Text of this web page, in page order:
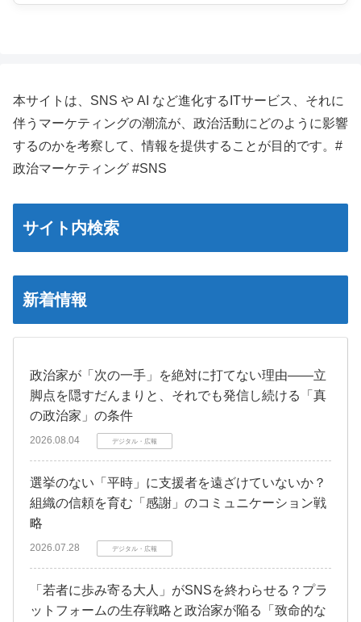
本サイトは、SNS や AI など進化するITサービス、それに
伴うマーケティングの潮流が、政治活動にどのように影響
するのかを考察して、情報を提供することが目的です。#
政治マーケティング #SNS
サイト内検索
新着情報
政治家が「次の一手」を絶対に打てない理由――立
脚点を隠すだんまりと、それでも発信し続ける「真
の政治家」の条件
2026.08.04 デジタル・広報
選挙のない「平時」に支援者を遠ざけていないか？
組織の信頼を育む「感謝」のコミュニケーション戦
略
2026.07.28 デジタル・広報
「若者に歩み寄る大人」がSNSを終わらせる？プラ
ットフォームの生存戦略と政治家が陥る「致命的な